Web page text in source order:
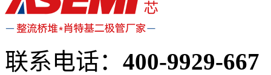
联系电话： 400-9929-667